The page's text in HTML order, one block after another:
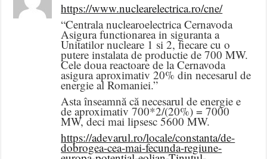
https://www.nuclearelectrica.ro/cne/
“Centrala nuclearoelectrica Cernavoda
Asigura functionarea in siguranta a
Unitatilor nucleare 1 si 2, fiecare cu o
putere instalata de productie de 700 MW.
Cele doua reactoare de la Cernavoda
asigura aproximativ 20% din necesarul de
energie al Romaniei.”
Asta înseamnă că necesarul de energie e
de aproximativ 700*2/(20%) = 7000
MW, deci mai lipsesc 5600 MW.
https://adevarul.ro/locale/constanta/de-
dobrogea-cea-mai-fecunda-regiune-